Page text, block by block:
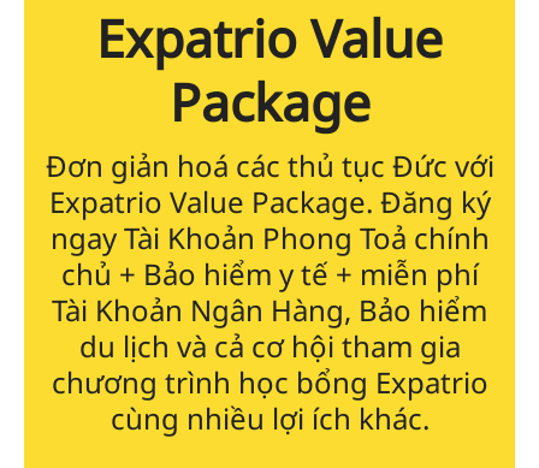
Expatrio Value
Package
Đơn giản hoá các thủ tục Đức với
Expatrio Value Package. Đăng ký
ngay Tài Khoản Phong Toả chính
chủ + Bảo hiểm y tế + miễn phí
Tài Khoản Ngân Hàng, Bảo hiểm
du lịch và cả cơ hội tham gia
chương trình học bổng Expatrio
cùng nhiều lợi ích khác.